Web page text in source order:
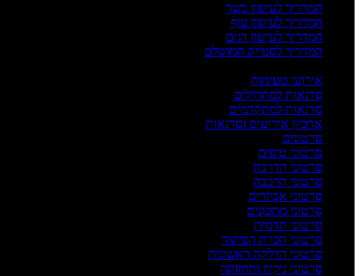
המדריך לעישון בשר
המדריך לעישון עוף
המדריך לעישון דגים
המדריך לסטייק המושלם
אירועי טעימות
סדנאות למתחילים
סדנאות למתקדמים
ארכיון אירועים וסדנאות
סרטונים
סרטוני טיפים
סרטוני הדרכה
סרטוני הרכבה
סרטוני אביזרים
סרטוני מתכונים
סרטוני תדמית
סרטוני הכרת הפיקוד
סרטוני הדלקה ראשונית
סרטוני ניקיון ותחזוקה